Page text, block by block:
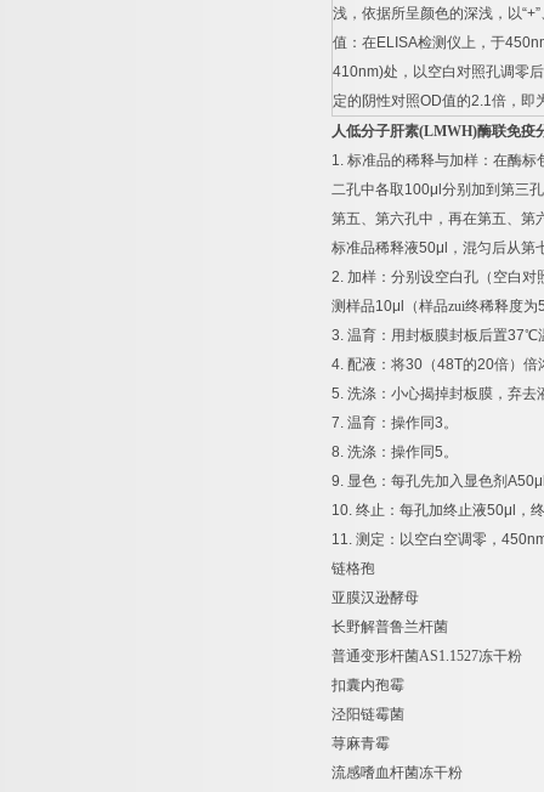
浅，依据所呈颜色的深浅，以“+”
值：在ELISA检测仪上，于
410nm)处，以空白对照孔调零
定的阴性对照OD值的2.1倍，即
人低分子肝素(LMWH)酶联免疫
1. 标准品的稀释与加样：在酶标
二孔中各取100μl 分别加到第三
第五、第六孔中，再在第五、第
标准品稀释液50μl
，混匀后从第
2. 加样：分别设空白孔（空白
测样品10μl （样品zui终稀释度为
3. 温育：用封板膜封板后置37℃
4. 配液：将30 （48T的20倍）倍
5. 洗涤：小心揭掉封板膜，弃去
7. 温育：操作同3。
8. 洗涤：操作同5。
9. 显色：每孔先加入显色剂
10. 终止：每孔加终止液50μl
，
11. 测定：以空白空调零，
链格孢
亚膜汉逊酵母
长野解普鲁兰杆菌
普通变形杆菌AS1.1527冻干粉
扣囊内孢霉
泾阳链霉菌
荨麻青霉
流感嗜血杆菌冻干粉